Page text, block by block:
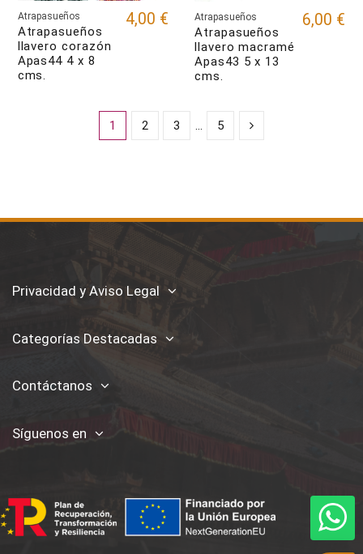
Atrapasueños
Atrapasueños
llavero corazón
Apas44 4 x 8
cms.
4,00 € Atrapasueños
Atrapasueños
llavero macramé
Apas43 5 x 13
cms.
6,00 €
1 2 3 … 5
Privacidad y Aviso Legal
Categorías Destacadas
Contáctanos
Síguenos en